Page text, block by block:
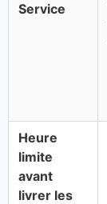
Service
Heure
limite
avant
livrer les